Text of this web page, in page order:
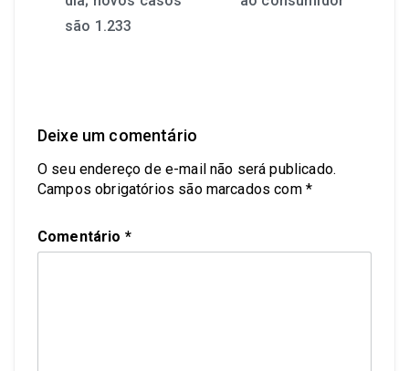
são 1.233
Deixe um comentário
O seu endereço de e-mail não será publicado.
Campos obrigatórios são marcados com *
Comentário *